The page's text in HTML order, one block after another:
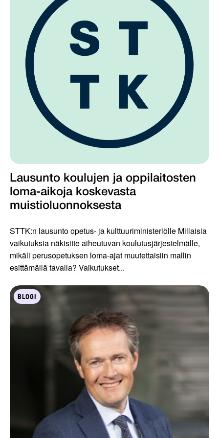
Lausunto koulujen ja oppilaitosten
loma-aikoja koskevasta
muistioluonnoksesta
STTK:n lausunto opetus- ja kulttuuriministeriölle Millaisia
vaikutuksia näkisitte aiheutuvan koulutusjärjestelmälle,
mikäli perusopetuksen loma-ajat muutettaisiin mallin
esittämällä tavalla? Vaikutukset...
BLOGI